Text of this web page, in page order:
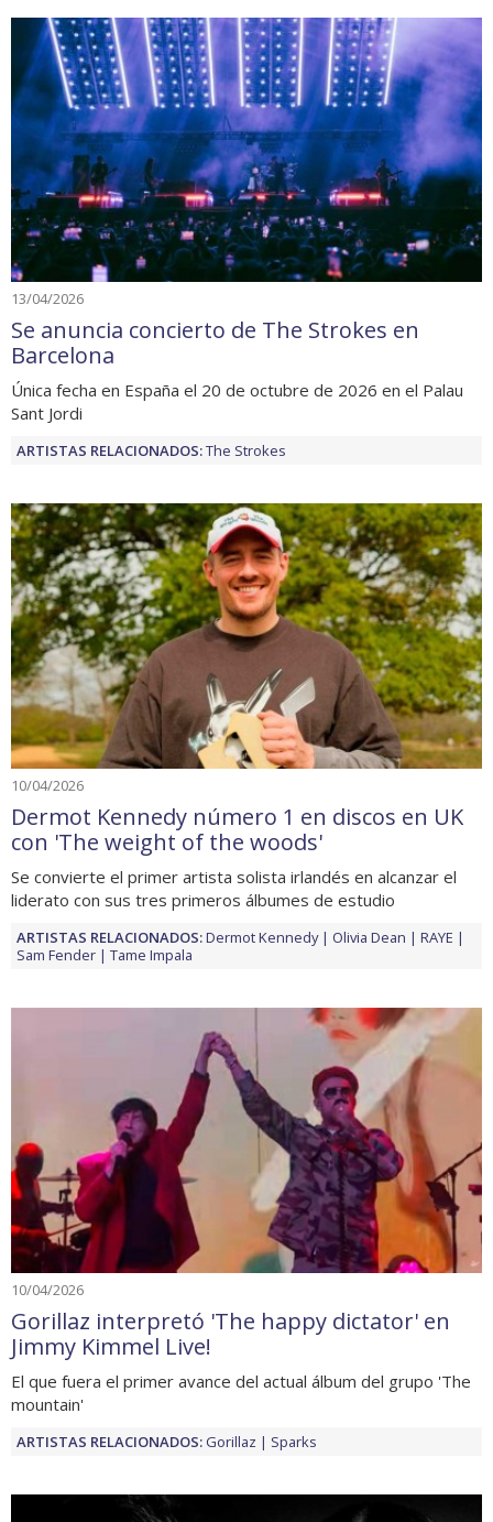
13/04/2026
Se anuncia concierto de The Strokes en
Barcelona
Única fecha en España el 20 de octubre de 2026 en el Palau
Sant Jordi
ARTISTAS RELACIONADOS:The Strokes
10/04/2026
Dermot Kennedy número 1 en discos en UK
con 'The weight of the woods'
Se convierte el primer artista solista irlandés en alcanzar el
liderato con sus tres primeros álbumes de estudio
ARTISTAS RELACIONADOS:Dermot Kennedy Olivia Dean
RAYE
Sam Fender
Tame Impala
10/04/2026
Gorillaz interpretó 'The happy dictator' en
Jimmy Kimmel Live!
El que fuera el primer avance del actual álbum del grupo 'The
mountain'
ARTISTAS RELACIONADOS: Gorillaz Sparks